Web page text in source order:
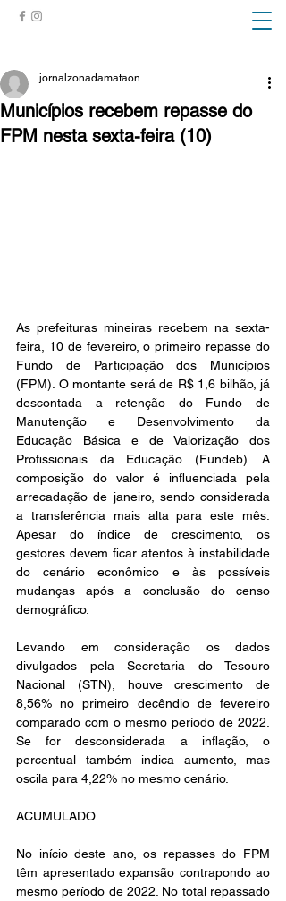
Municípios recebem repasse do
FPM nesta sexta-feira (10)
jornalzonadamataon
As prefeituras mineiras recebem na sexta-
feira, 10 de fevereiro, o primeiro repasse do
Fundo de Participação dos Municípios
(FPM). O montante será de R$ 1,6 bilhão, já
descontada a retenção do Fundo de
Manutenção e Desenvolvimento da
Educação Básica e de Valorização dos
Profissionais da Educação (Fundeb). A
composição do valor é influenciada pela
arrecadação de janeiro, sendo considerada
a transferência mais alta para este mês.
Apesar do índice de crescimento, os
gestores devem ficar atentos à instabilidade
do cenário econômico e às possíveis
mudanças após a conclusão do censo
demográfico.
Levando em consideração os dados
divulgados pela Secretaria do Tesouro
Nacional (STN), houve crescimento de
8,56% no primeiro decêndio de fevereiro
comparado com o mesmo período de 2022.
Se for desconsiderada a inflação, o
percentual também indica aumento, mas
oscila para 4,22% no mesmo cenário.
ACUMULADO
No início deste ano, os repasses do FPM
têm apresentado expansão contrapondo ao
mesmo período de 2022. No total repassado